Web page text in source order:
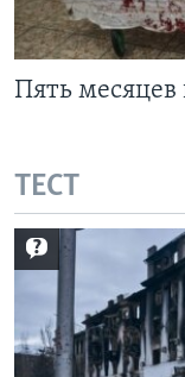
Пять
ТЕСТ